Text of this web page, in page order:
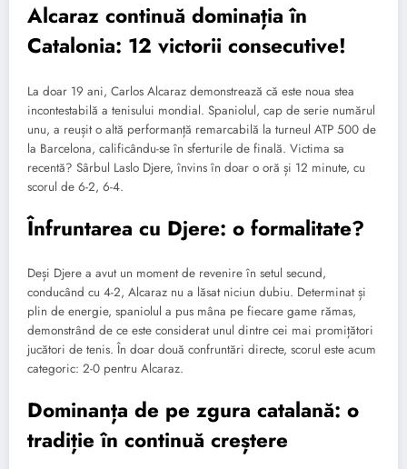
Alcaraz continuă dominația în
Catalonia: 12 victorii consecutive!
La doar 19 ani, Carlos Alcaraz demonstrează că este noua stea
incontestabilă a tenisului mondial. Spaniolul, cap de serie numărul
unu, a reușit o altă performanță remarcabilă la turneul ATP 500 de
la Barcelona, calificându-se în sferturile de finală. Victima sa
recentă? Sârbul Laslo Djere, învins în doar o oră și 12 minute, cu
scorul de 6-2, 6-4.
Înfruntarea cu Djere: o formalitate?
Deși Djere a avut un moment de revenire în setul secund,
conducând cu 4-2, Alcaraz nu a lăsat niciun dubiu. Determinat și
plin de energie, spaniolul a pus mâna pe fiecare game rămas,
demonstrând de ce este considerat unul dintre cei mai promițători
jucători de tenis. În doar două confruntări directe, scorul este acum
categoric: 2-0 pentru Alcaraz.
Dominanța de pe zgura catalană: o
tradiție în continuă creștere